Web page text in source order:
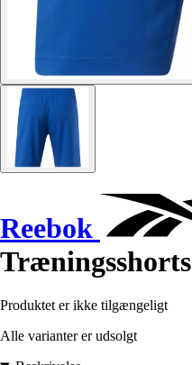
Reebok
Træningsshorts
Produktet er ikke tilgængeligt
Alle varianter er udsolgt